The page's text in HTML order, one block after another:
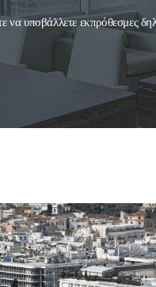
να υποβάλλετε εκπρόθεσμες